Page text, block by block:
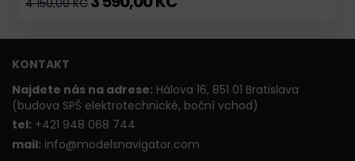
KONTAKT
Najdete nás na adrese: Hálova 16, 851 01 Bratislava
(budova SPŠ elektrotechnické, boční vchod)
tel: +421 948 068 744
mail: info@modelsnavigator.com